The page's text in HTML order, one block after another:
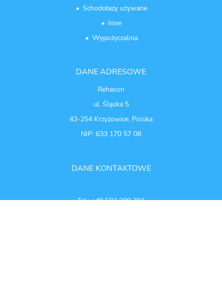
Schodołazy używane
Inne
Wypożyczalnia
DANE ADRESOWE
Rehason
ul. Śląska 5
43-254 Krzyżowice, Polska
NIP: 633 170 57 08
DANE KONTAKTOWE
Tel.:+48 502 299 791